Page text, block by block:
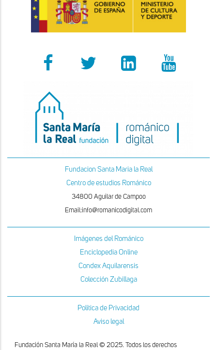
Fundacion Santa Maria la Real
Centro de estudios Románico
34800 Aguilar de Campoo
Email:info@romanicodigital.com
Imágenes del Románico
Enciclopedia Online
Condex Aquilarensis
Colección Zubillaga
Política de Privacidad
Aviso legal
Fundación Santa María la Real © 2025. Todos los derechos